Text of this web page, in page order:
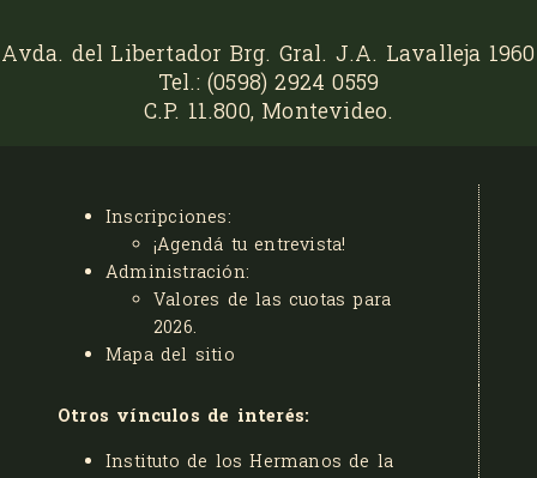
Avda. del Libertador Brg. Gral. J.A. Lavalleja 1960
Tel.: (0598) 2924 0559
C.P. 11.800, Montevideo.
Inscripciones:
¡Agendá tu entrevista!
Administración:
Valores de las cuotas para
2026
Mapa del sitio
Otros vínculos de interés:
Instituto de los Hermanos de la